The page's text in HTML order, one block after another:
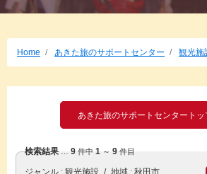
Home あきた旅のサポートセンター 観光施
あきた旅のサポートセンタートッ
検索結果 9件中 1 ～ 9件目